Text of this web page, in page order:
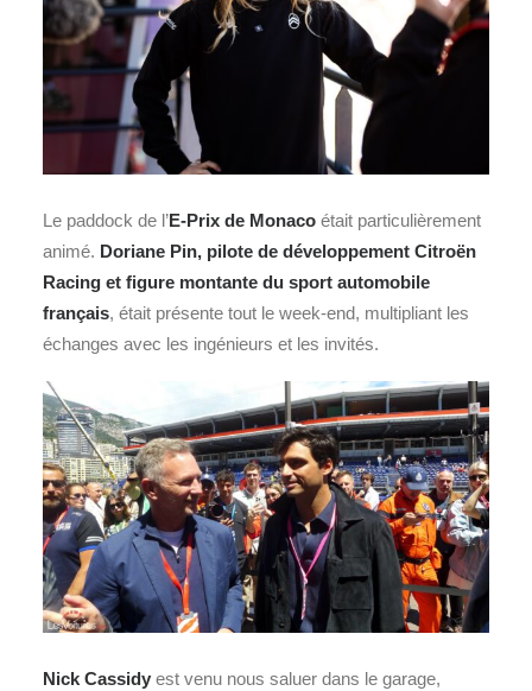
Le paddock de l’E-Prix de Monaco était particulièrement
animé. Doriane Pin, pilote de développement Citroën
Racing et figure montante du sport automobile
français, était présente tout le week‑end, multipliant les
échanges avec les ingénieurs et les invités.
Nick Cassidy est venu nous saluer dans le garage,